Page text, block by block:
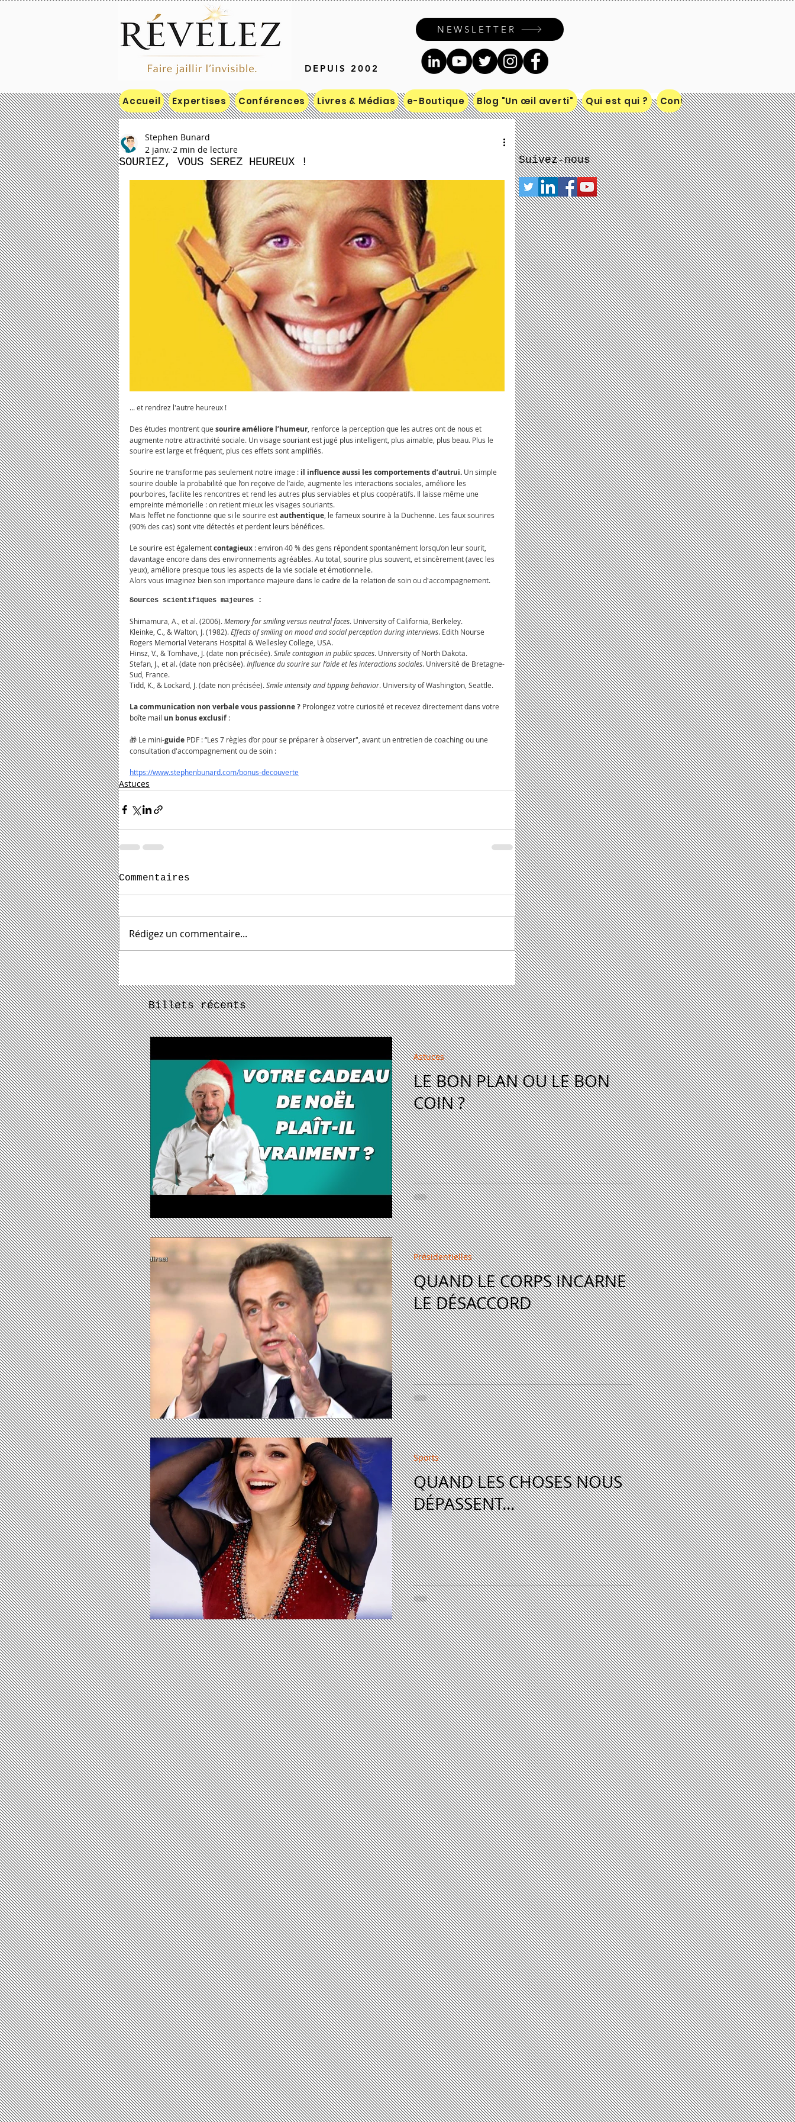
Inscrivez-vous à notre liste de
diffusion
SOURIEZ, VOUS SEREZ HEUREUX !
Stephen Bunard
2 janv. 2 min de lecture
... et rendrez l'autre heureux !
Des études montrent que sourire améliore l’humeur , renforce la perception que les autres ont de nous et
augmente notre attractivité sociale. Un visage souriant est jugé plus intelligent, plus aimable, plus beau. Plus le
sourire est large et fréquent, plus ces effets sont amplifiés.
Sourire ne transforme pas seulement notre image : il influence aussi les comportements d’autrui. Un simple
sourire double la probabilité que l’on reçoive de l’aide, augmente les interactions sociales, améliore les
pourboires, facilite les rencontres et rend les autres plus serviables et plus coopératifs. Il laisse même une
empreinte mémorielle : on retient mieux les visages souriants.
Mais l’effet ne fonctionne que si le sourire est authentique , le fameux sourire à la Duchenne. Les faux sourires
(90% des cas) sont vite détectés et perdent leurs bénéfices.
Le sourire est également contagieux : environ 40 % des gens répondent spontanément lorsqu’on leur sourit,
davantage encore dans des environnements agréables. Au total, sourire plus souvent, et sincèrement (avec les
yeux), améliore presque tous les aspects de la vie sociale et émotionnelle.
Alors vous imaginez bien son importance majeure dans le cadre de la relation de soin ou d'accompagnement.
Sources scientifiques majeures :
Shimamura, A., et al. (2006). Memory for smiling versus neutral faces. University of California, Berkeley.
Kleinke, C., & Walton, J. (1982). Effects of smiling on mood and social perception during interviews. Edith Nourse
Rogers Memorial Veterans Hospital & Wellesley College, USA.
Hinsz, V., & Tomhave, J. (date non précisée). Smile contagion in public spaces. University of North Dakota.
Stefan, J., et al. (date non précisée). Influence du sourire sur l’aide et les interactions sociales. Université de Bretagne-
Sud, France.
Tidd, K., & Lockard, J. (date non précisée). Smile intensity and tipping behavior. University of Washington, Seattle.
La communication non verbale vous passionne ? Prolongez votre curiosité et recevez directement dans votre
boîte mail un bonusexclusif :
🎁 Le mini-guide PDF : “Les 7 règles d’or pour se préparer à observer", avant un entretien de coaching ou une
consultation d'accompagnement ou de soin :
https://www.stephenbunard.com/bonus-decouverte
Astuces
Commentaires
Rédigez un commentaire...
Suivez-nous
Billets récents
LE BON PLAN OU LE BON
COIN ?
Astuces
QUAND LE CORPS INCARNE
LE DÉSACCORD
Présidentielles
QUAND LES CHOSES NOUS
DÉPASSENT...
Sports
DEPUIS 2002
NEWSLETTER
Accueil Expertises Conférences Livres & Médias e-Boutique Blog "Un œil averti" Qui est qui ? Contact